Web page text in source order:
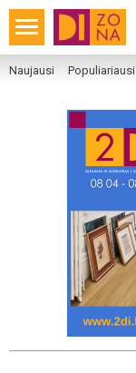
Naujausi Populiariausi